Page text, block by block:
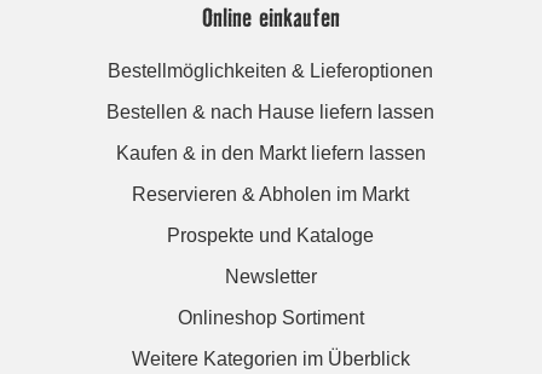
Online einkaufen
Bestellmöglichkeiten & Lieferoptionen
Bestellen & nach Hause liefern lassen
Kaufen & in den Markt liefern lassen
Reservieren & Abholen im Markt
Prospekte und Kataloge
Newsletter
Onlineshop Sortiment
Weitere Kategorien im Überblick